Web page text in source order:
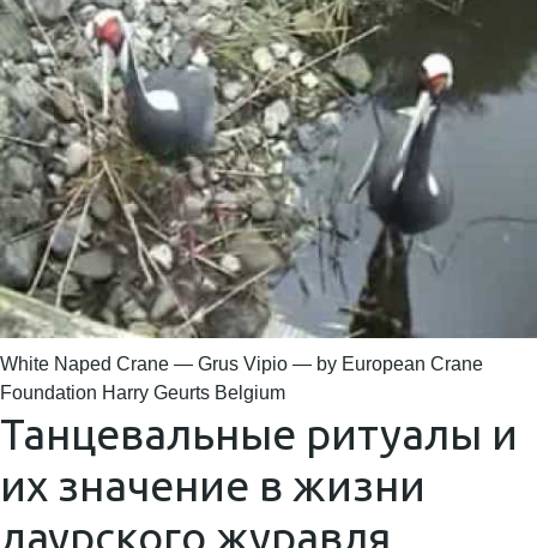
White Naped Crane — Grus Vipio — by European Crane
Foundation Harry Geurts Belgium
Танцевальные ритуалы и
их значение в жизни
даурского журавля